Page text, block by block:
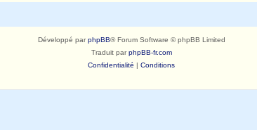
Développé parphpBB® Forum Software © phpBB Limited
Traduit parphpBB-fr.com
Confidentialité | Conditions